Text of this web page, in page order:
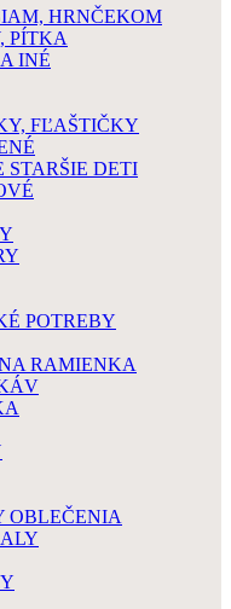
HRNČEKOM
PÍTKA
INÉ
FĽAŠTIČKY
STARŠIE DETI
POTREBY
RAMIENKA
OBLEČENIA